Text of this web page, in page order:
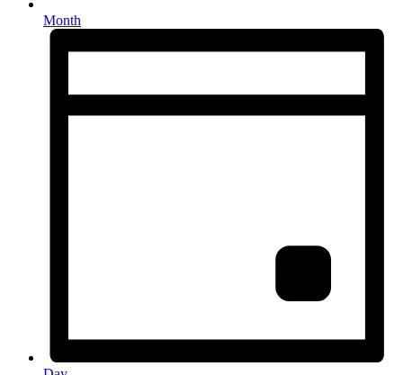
Month